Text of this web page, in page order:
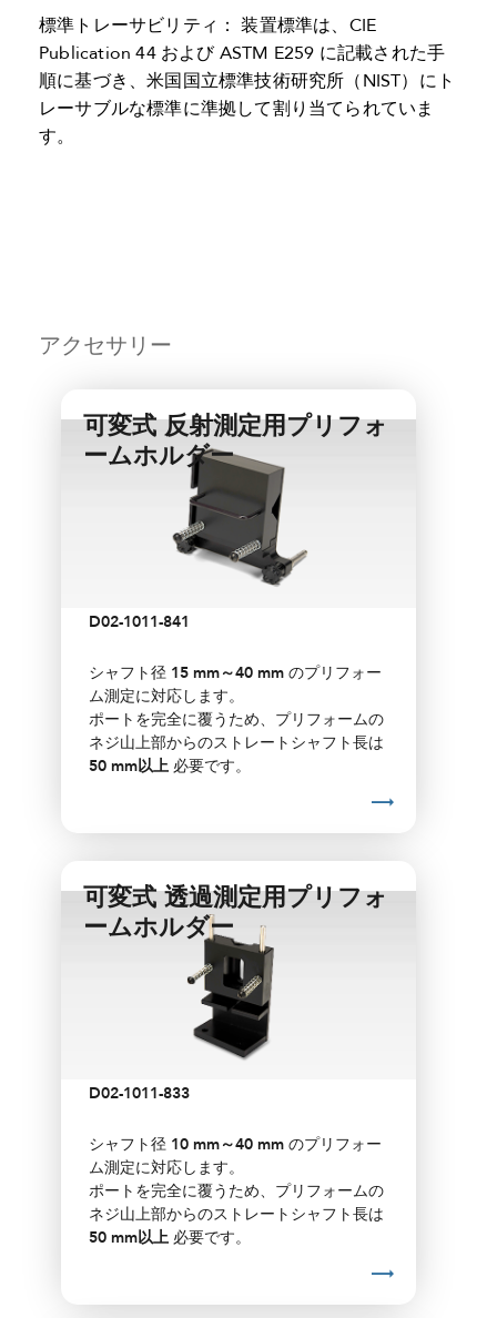
標準トレーサビリティ： 装置標準は、CIE
Publication 44 および ASTM E259 に記載された手
順に基づき、米国国立標準技術研究所（NIST）にト
レーサブルな標準に準拠して割り当てられていま
す。
アクセサリー
可変式 反射測定用プリフォ
ームホルダー
D02-1011-841
シャフト径 15 mm～40 mm のプリフォー
ム測定に対応します。
ポートを完全に覆うため、プリフォームの
ネジ山上部からのストレートシャフト長は
50 mm以上 必要です。
可変式 透過測定用プリフォ
ームホルダー
D02-1011-833
シャフト径 10 mm～40 mm のプリフォー
ム測定に対応します。
ポートを完全に覆うため、プリフォームの
ネジ山上部からのストレートシャフト長は
50 mm以上 必要です。